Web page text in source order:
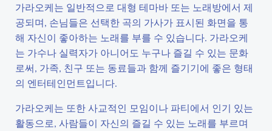
가라오케는 일반적으로 대형 테마바 또는 노래방에서 제
공되며, 손님들은 선택한 곡의 가사가 표시된 화면을 통
해 자신이 좋아하는 노래를 부를 수 있습니다. 가라오케
는 가수나 실력자가 아니어도 누구나 즐길 수 있는 문화
로써, 가족, 친구 또는 동료들과 함께 즐기기에 좋은 형태
의 엔터테인먼트입니다.
가라오케는 또한 사교적인 모임이나 파티에서 인기 있는
활동으로, 사람들이 자신의 즐길 수 있는 노래를 부르며